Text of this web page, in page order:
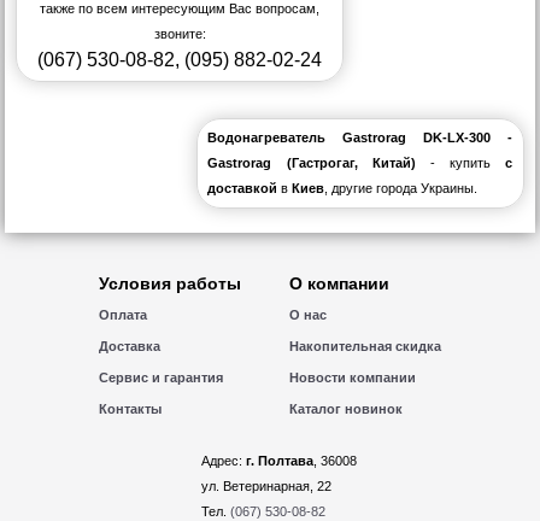
также по всем интересующим Вас вопросам,
звоните:
(067) 530-08-82, (095) 882-02-24
Водонагреватель Gastrorag DK-LX-300 -
Gastrorag (Гастрогаг, Китай) - купитьс
доставкой вКиев , другие города Украины.
Условия работы
Оплата
Доставка
Сервис и гарантия
Контакты
О компании
О нас
Накопительная скидка
Новости компании
Каталог новинок
Адрес: г. Полтава, 36008
ул. Ветеринарная, 22
Тел. (067) 530-08-82